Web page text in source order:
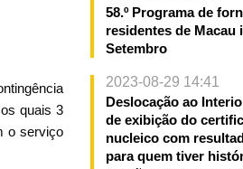
quais 3
o serviço
58.º Programa de
residentes de Macau
Setembro
2023-08-29 14:41
Deslocação ao
de exibição do
nucleico com
para quem tiver